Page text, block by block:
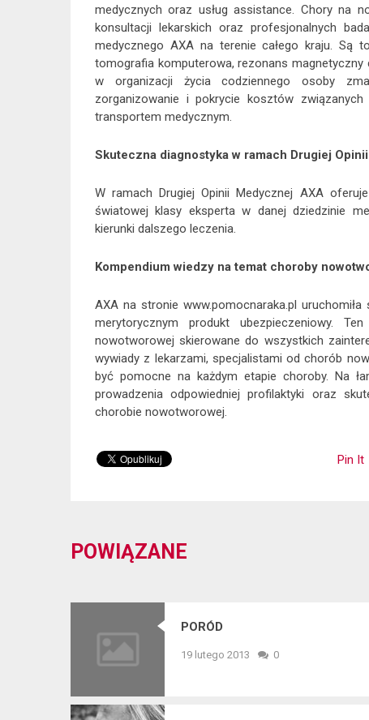
medycznych oraz usług assistance. Chory na
konsultacji lekarskich oraz profesjonalnych
medycznego AXA na terenie całego kraju. Są
tomografia komputerowa, rezonans magnetyczny
w organizacji życia codziennego osoby
zorganizowanie i pokrycie kosztów
transportem medycznym.
Skuteczna diagnostyka w ramach Drugiej
W ramach Drugiej Opinii Medycznej AXA
światowej klasy eksperta w danej dziedzinie
kierunki dalszego leczenia.
Kompendium wiedzy na temat choroby
AXA na stronie www.pomocnaraka.pl
merytorycznym produkt ubezpieczeniowy.
nowotworowej skierowane do wszystkich
wywiady z lekarzami, specjalistami od chorób
być pomocne na każdym etapie choroby. Na
prowadzenia odpowiedniej profilaktyki oraz
chorobie nowotworowej.
Pin It
POWIĄZANE
PORÓD
19 lutego 2013 0